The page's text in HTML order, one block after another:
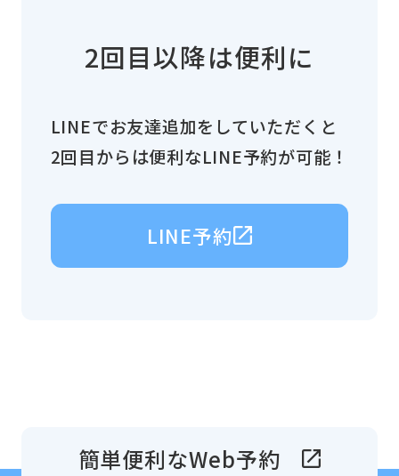
2回目以降は便利に
LINEでお友達追加をしていただくと
2回目からは便利なLINE予約が可能！
LINE予約
簡単便利なWeb予約